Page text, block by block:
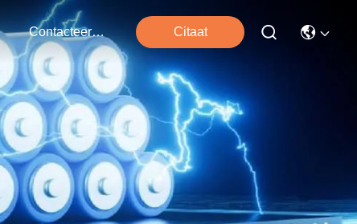
Contacteer Ons Citaat